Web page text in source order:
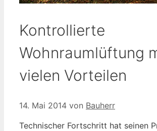
Kontrollierte
Wohnraumlüftung
vielen Vorteilen
14. Mai 2014 von Bauherr
Technischer Fortschritt hat seinen